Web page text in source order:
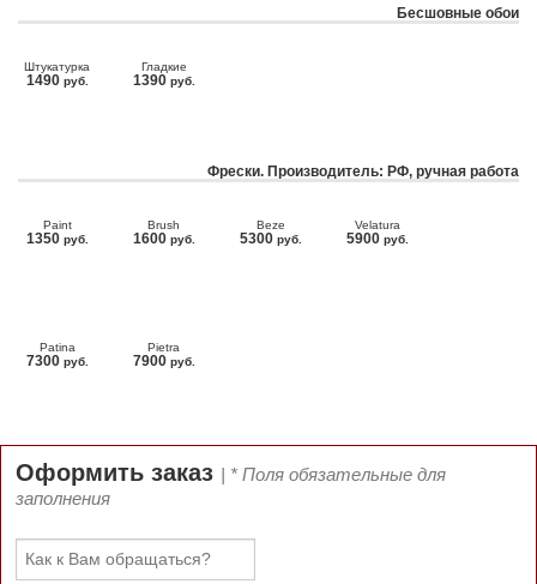
Бесшовные обои
Штукатурка
1490 руб.
Гладкие
1390 руб.
Фрески. Производитель: РФ, ручная работа
Paint
1350 руб.
Brush
1600 руб.
Beze
5300 руб.
Velatura
5900 руб.
Patina
7300 руб.
Pietra
7900 руб.
Оформить заказ | * Поля обязательные для
заполнения